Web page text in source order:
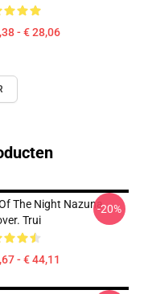
- € 28,06
The Night Nazuna
Trui
- € 44,11
-20%